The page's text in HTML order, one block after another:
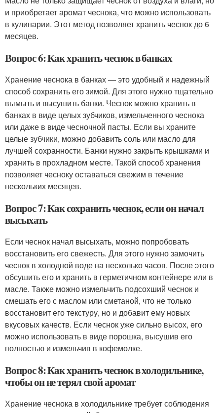
и приобретает аромат чеснока, что можно использовать
в кулинарии. Этот метод позволяет хранить чеснок до 6
месяцев.
Вопрос 6: Как хранить чеснок в банках
Хранение чеснока в банках — это удобный и надежный
способ сохранить его зимой. Для этого нужно тщательно
вымыть и высушить банки. Чеснок можно хранить в
банках в виде целых зубчиков, измельченного чеснока
или даже в виде чесночной пасты. Если вы храните
целые зубчики, можно добавить соль или масло для
лучшей сохранности. Банки нужно закрыть крышками и
хранить в прохладном месте. Такой способ хранения
позволяет чесноку оставаться свежим в течение
нескольких месяцев.
Вопрос 7: Как сохранить чеснок, если он начал
высыхать
Если чеснок начал высыхать, можно попробовать
восстановить его свежесть. Для этого нужно замочить
чеснок в холодной воде на несколько часов. После этого
обсушить его и хранить в герметичном контейнере или в
масле. Также можно измельчить подсохший чеснок и
смешать его с маслом или сметаной, что не только
восстановит его текстуру, но и добавит ему новых
вкусовых качеств. Если чеснок уже сильно высох, его
можно использовать в виде порошка, высушив его
полностью и измельчив в кофемолке.
Вопрос 8: Как хранить чеснок в холодильнике,
чтобы он не терял свой аромат
Хранение чеснока в холодильнике требует соблюдения